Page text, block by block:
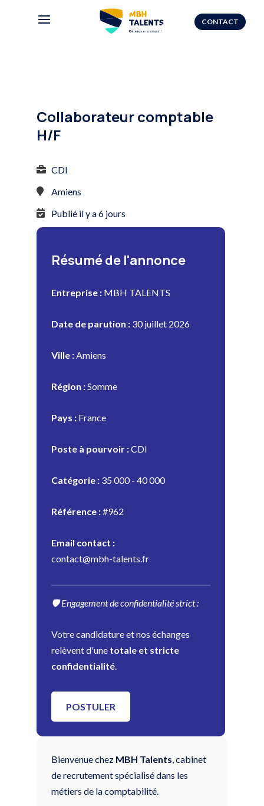
CONTACT
Collaborateur comptable
H/F
CDI
Amiens
Publié il y a 6 jours
Bienvenue chez MBH Talents , cabinet
de recrutement spécialisé dans les
métiers de la comptabilité.
Résumé de l'annonce
Entreprise : MBH TALENTS
Date de parution : 30 juillet 2026
Ville : Amiens
Région :Somme
Pays : France
Poste à pourvoir :CDI
Catégorie : 35 000 - 40 000
Référence :#962
Email contact :
contact@mbh-talents.fr
🛡️ Engagement de confidentialité strict :
Votre candidature et nos échanges
relèvent d'une totale et stricte
confidentialité
POSTULER